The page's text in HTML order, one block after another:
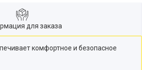
для заказа
комфортное и безопасное